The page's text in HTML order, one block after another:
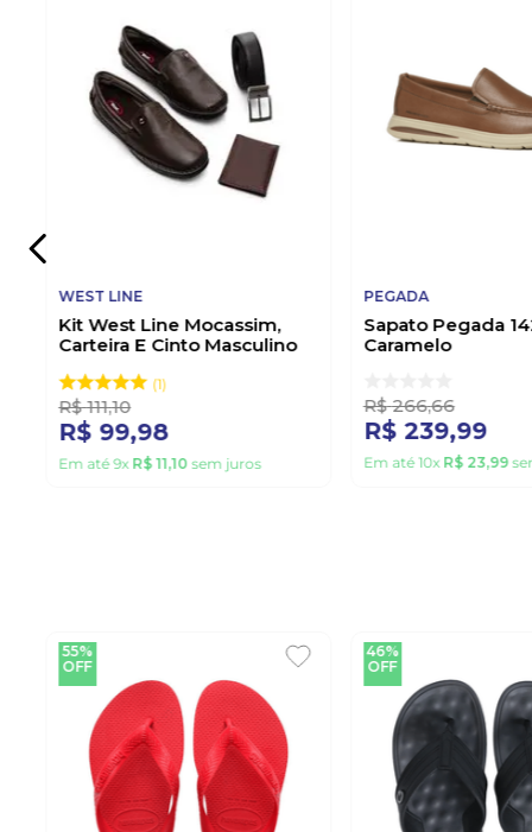
WEST LINE
Kit West Line Mocassim,
Carteira E Cinto Masculino
1
R$ 111,10
R$ 99,98
Em até9x R$ 11,10 sem juros
PEGADA
Sapato Pegada
Caramelo
R$ 266,66
R$ 239,99
Em até10x R$ 23,99
55%
OFF
46%
OFF